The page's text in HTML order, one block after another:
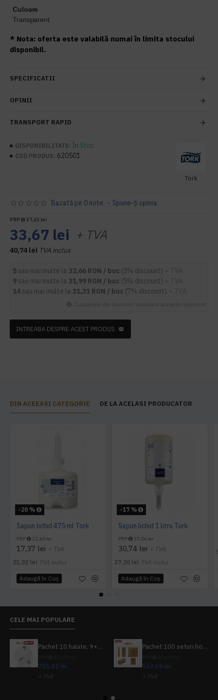
Culoare
Transparent
* Nota: oferta este valabilă numai în limita stocului
disponibil.
SPECIFICATII
OPINII
TRANSPORT RAPID
DISPONIBILITATE: În Stoc
COD PRODUS: 620501
Tork
Bazată pe 0 note. - Spune-ţi opinia
PRP 37,61 lei
33,67 lei + TVA
40,74 lei TVA inclus
5 sau mai multe la 32,66 RON / buc (3% discount)
9 sau mai multe la 31,99 RON / buc (5% discount)
14 sau mai multe la 31,31 RON / buc (7% discount)
INTREABA DESPRE ACEST PRODUS
DIN ACEEASI CATEGORIE DE LA ACELASI PRODUCATOR
-20 %
Sapun lichid 475 ml Tork
PRP 21,60 lei
17,37 lei + TVA
21,02 lei TVA inclus
Adaugă în Coş
-17 %
Sapun lichid 1 litru Tork
PRP 37,06 lei
30,74 lei + TVA
37,20 lei TVA inclus
Adaugă în Coş
CELE MAI POPULARE
Pachet 10 halate, 9+1 gratuit
755,82 lei
+ TVA
Pachet 100 seturi hoteliere, set dentar, set barbierit, casca de dus, pila unghii, set cusut
533,69 lei
+ TVA